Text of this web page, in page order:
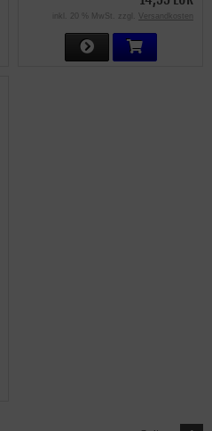
inkl. 20 % MwSt. zzgl. Versandkosten